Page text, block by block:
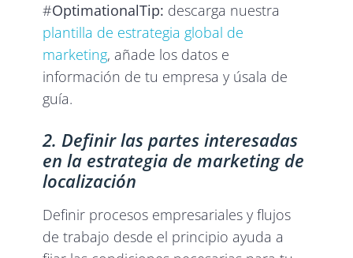
#OptimationalTip: descarga nuestra
plantilla de estrategia global de
marketing, añade los datos e
información de tu empresa y úsala de
guía.
2. Definir las partes interesadas
en la estrategia de marketing de
localización
Definir procesos empresariales y flujos
de trabajo desde el principio ayuda a